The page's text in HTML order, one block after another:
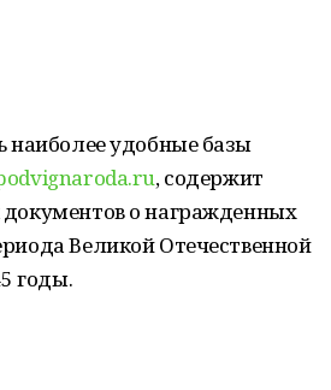
наиболее удобные базы
, содержит
о награжденных
Великой Отечественной
годы.